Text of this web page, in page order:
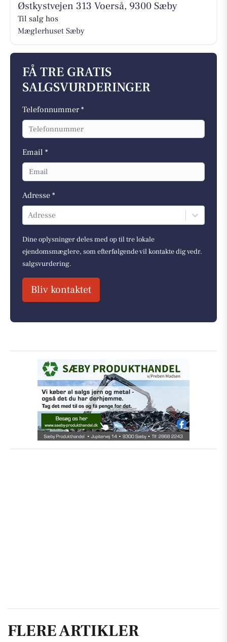
Østkystvejen 313 Voerså, 9300 Sæby
Til salg hos
Mæglerhuset Sæby
FÅ TRE GRATIS
SALGSVURDERINGER
Telefonnummer *
Email *
Adresse *
Adresse
Dine oplysninger deles med op til tre lokale
ejendomsmæglere, som efterfølgende vil kontakte dig vedr.
salgsvurdering.
Bliv kontaktet
FLERE ARTIKLER